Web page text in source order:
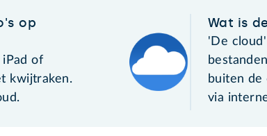
op
of
kwijtraken.
Wat is
'De
buiten de
via